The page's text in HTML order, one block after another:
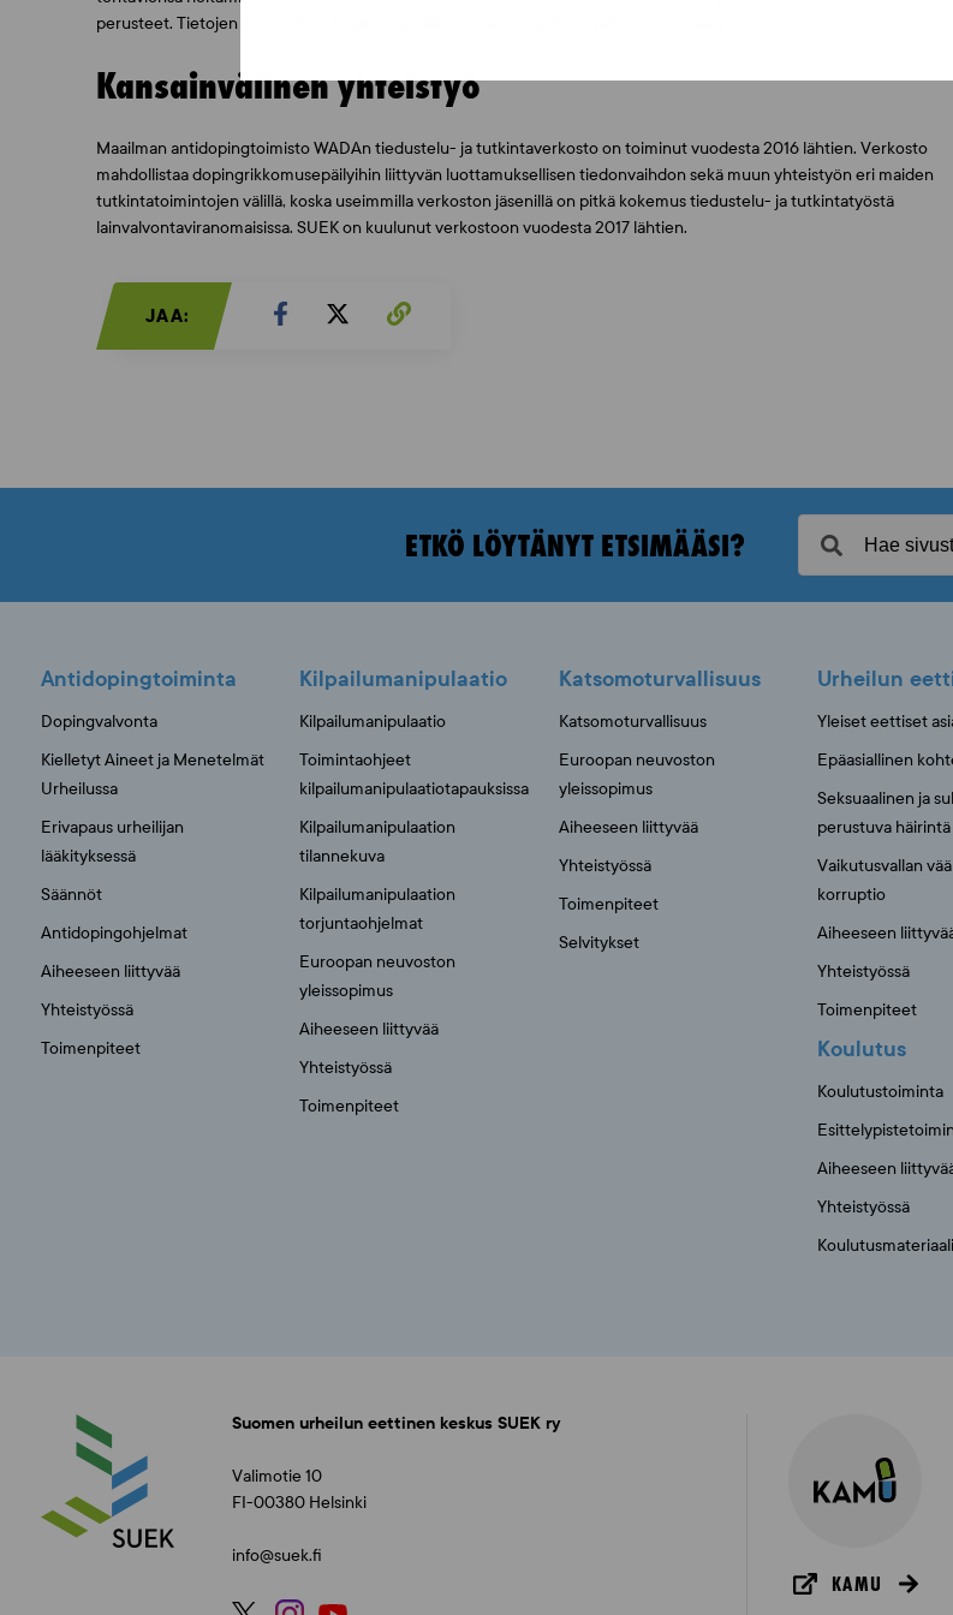
perusteet. Tietojen luovutukset kirjataan ja tallennetaan suojattuun tallennusalustaan.
Kansainvälinen yhteistyö
Maailman antidopingtoimisto WADAn tiedustelu- ja tutkintaverkosto on toiminut vuodesta 2016 lähtien. Verkosto
mahdollistaa dopingrikkomusepäilyihin liittyvän luottamuksellisen tiedonvaihdon sekä muun yhteistyön eri maiden
tutkintatoimintojen välillä, koska useimmilla verkoston jäsenillä on pitkä kokemus tiedustelu- ja tutkintatyöstä
lainvalvontaviranomaisissa. SUEK on kuulunut verkostoon vuodesta 2017 lähtien.
JAA:
ETKÖ LÖYTÄNYT ETSIMÄÄSI?
Antidopingtoiminta
Dopingvalvonta
Kielletyt Aineet ja Menetelmät
Urheilussa
Erivapaus urheilijan
lääkityksessä
Säännöt
Antidopingohjelmat
Aiheeseen liittyvää
Yhteistyössä
Toimenpiteet
Kilpailumanipulaatio
Kilpailumanipulaatio
Toimintaohjeet
kilpailumanipulaatiotapauksissa
Kilpailumanipulaation
tilannekuva
Kilpailumanipulaation
torjuntaohjelmat
Euroopan neuvoston
yleissopimus
Aiheeseen liittyvää
Yhteistyössä
Toimenpiteet
Katsomoturvallisuus
Katsomoturvallisuus
Euroopan neuvoston
yleissopimus
Aiheeseen liittyvää
Yhteistyössä
Toimenpiteet
Selvitykset
Urheilun
Yleiset eettiset
Epäasiallinen
Seksuaalinen ja
perustuva häirintä
Vaikutusvallan
korruptio
Aiheeseen
Yhteistyössä
Toimenpiteet
Koulutus
Koulutustoiminta
Aiheeseen
Yhteistyössä
Suomen urheilun eettinen keskus SUEK ry
Valimotie 10
FI-00380 Helsinki
info@suek.fi
KAMU